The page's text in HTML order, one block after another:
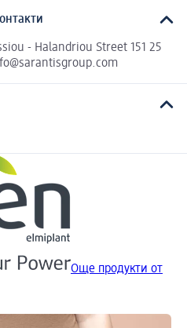
- Halandriou Street 151 25
Още продукти от